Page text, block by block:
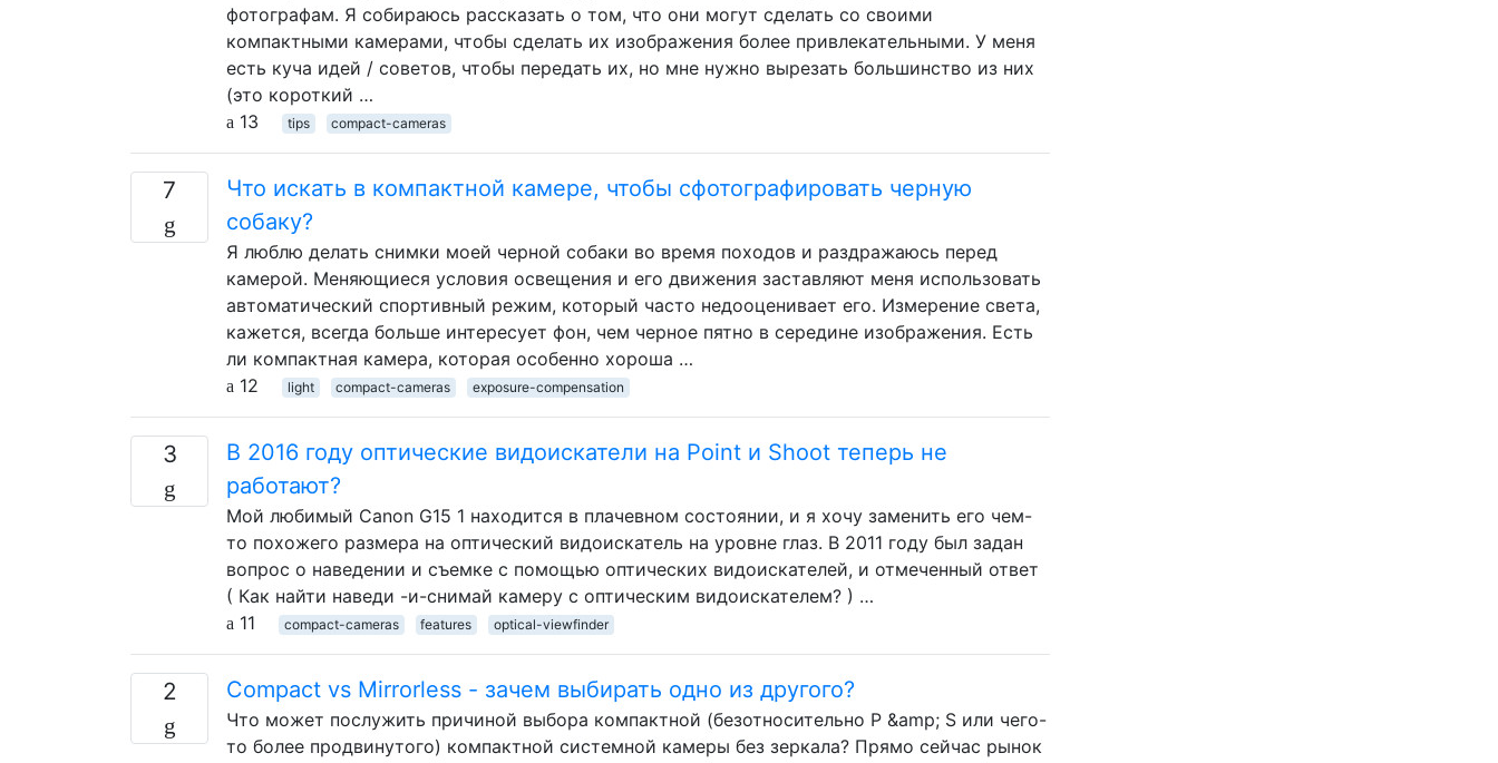
фотографам. Я собираюсь рассказать о том, что они могут сделать со своими
компактными камерами, чтобы сделать их изображения более привлекательными. У меня
есть куча идей / советов, чтобы передать их, но мне нужно вырезать большинство из них
(это короткий …
13
tips compact-cameras
7
Что искать в компактной камере, чтобы сфотографировать черную
собаку?
Я люблю делать снимки моей черной собаки во время походов и раздражаюсь перед
камерой. Меняющиеся условия освещения и его движения заставляют меня использовать
автоматический спортивный режим, который часто недооценивает его. Измерение света,
кажется, всегда больше интересует фон, чем черное пятно в середине изображения. Есть
ли компактная камера, которая особенно хороша …
12
light compact-cameras exposure-compensation
3
В 2016 году оптические видоискатели на Point и Shoot теперь не
работают?
Мой любимый Canon G15 1 находится в плачевном состоянии, и я хочу заменить его чем-
то похожего размера на оптический видоискатель на уровне глаз. В 2011 году был задан
вопрос о наведении и съемке с помощью оптических видоискателей, и отмеченный ответ
( Как найти наведи -и-снимай камеру с оптическим видоискателем? ) …
11
compact-cameras features optical-viewfinder
2 Compact vs Mirrorless - зачем выбирать одно из другого?
Что может послужить причиной выбора компактной (безотносительно P &amp; S или чего-
то более продвинутого) компактной системной камеры без зеркала? Прямо сейчас рынок